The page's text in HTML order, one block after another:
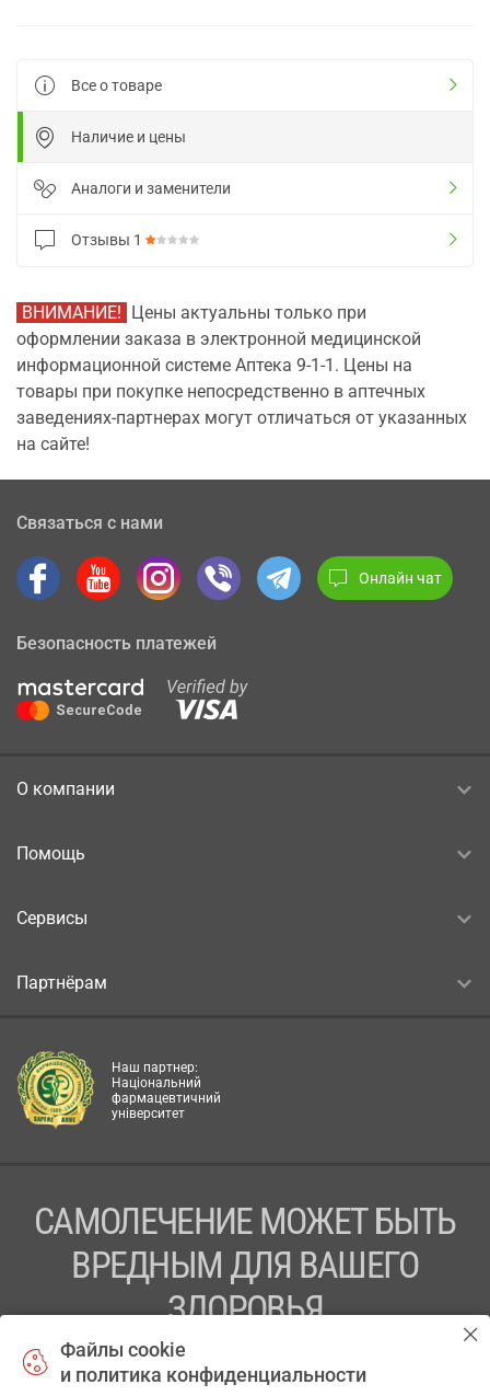
Все о товаре
Наличие и цены
Аналоги и заменители
Отзывы 1
ВНИМАНИЕ! Цены актуальны только при
оформлении заказа в электронной медицинской
информационной системе Аптека 9-1-1. Цены на
товары при покупке непосредственно в аптечных
заведениях-партнерах могут отличаться от указанных
на сайте!
Связаться с нами
Онлайн чат
Безопасность платежей
О компании
Помощь
Сервисы
Партнёрам
Наш партнер:
Національний
фармацевтичний
університет
САМОЛЕЧЕНИЕ МОЖЕТ БЫТЬ
ВРЕДНЫМ ДЛЯ ВАШЕГО
ЗДОРОВЬЯ
ПЕРЕД ПРИМЕНЕНИЕМ ПРЕПАРАТА
ПРОКОНСУЛЬТИРУЙТЕСЬ С ВРАЧОМ
Файлы cookie
и политика конфиденциальности